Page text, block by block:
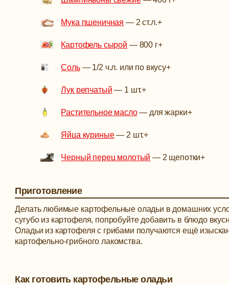
Мука пшеничная — 2 ст.л.+
Картофель сырой — 800 г+
Соль— 1/2 ч.л. или по вкусу+
Лук репчатый — 1 шт.+
Растительное масло— для жарки+
Яйца куриные— 2 шт.+
Черный перец молотый — 2 щепотки+
Приготовление
Делать любимые картофельные оладьи в домашних
сугубо из картофеля, попробуйте добавить в блюдо
Оладьи из картофеля с грибами получаются ещё
картофельно-грибного лакомства.
Как готовить картофельные оладьи